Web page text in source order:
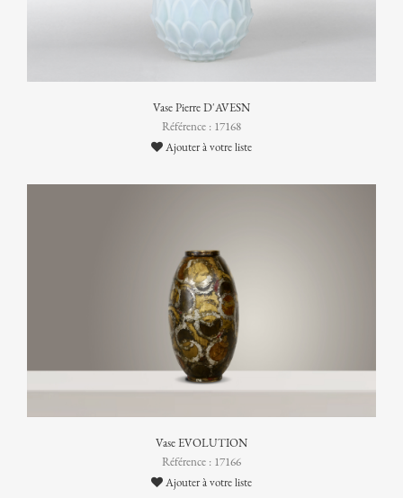
Vase Pierre D'AVESN
Référence : 17168
Ajouter à votre liste
Vase EVOLUTION
Référence : 17166
Ajouter à votre liste